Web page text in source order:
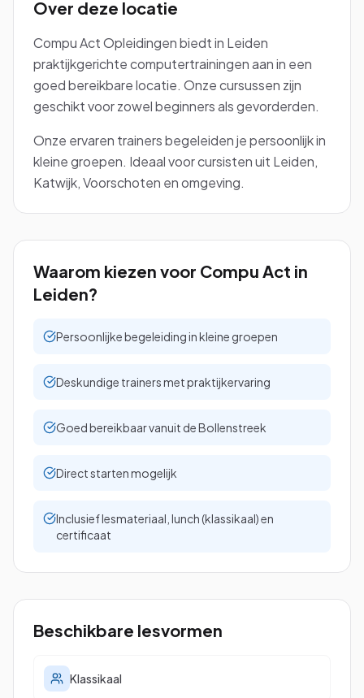
Excel: Koppelingen en Macro's
Excel voor Financials
Excel met VBA
Excel met AI Beginner
Excel Power BI Gevorderd
Word en Excel
Word: Mailingen Verzorgen
Word en Excel
Power BI Desktop
Office 365
Introductiecursus 5-in-één
Office 365 voor eindgebruikers Beginner
Introductiecursus AI Beginner
Cursus VBA Expert
Project
Project Basis
Visio
Gratis studiegids downloaden
Over deze locatie
Compu Act Opleidingen biedt in Leiden
praktijkgerichte computertrainingen aan in een
goed bereikbare locatie. Onze cursussen zijn
geschikt voor zowel beginners als gevorderden.
Onze ervaren trainers begeleiden je persoonlijk in
kleine groepen. Ideaal voor cursisten uit Leiden,
Katwijk, Voorschoten en omgeving.
Waarom kiezen voor Compu Act in
Leiden?
Persoonlijke begeleiding in kleine groepen
Deskundige trainers met praktijkervaring
Goed bereikbaar vanuit de Bollenstreek
Direct starten mogelijk
Inclusief lesmateriaal, lunch (klassikaal) en
certificaat
Beschikbare lesvormen
Klassikaal